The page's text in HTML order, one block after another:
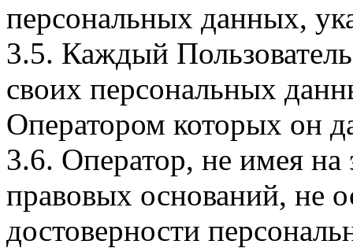
персональных данных,
3.5. Каждый
своих персональных
Оператором которых он
3.6. Оператор, не имея
правовых оснований, не
достоверности